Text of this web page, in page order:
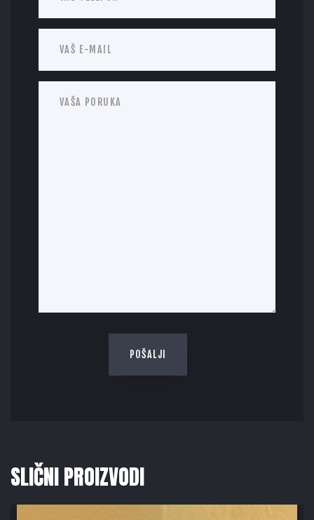
SLIČNI PROIZVODI